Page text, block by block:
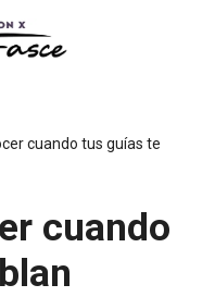
cuando tus guías te
cuando